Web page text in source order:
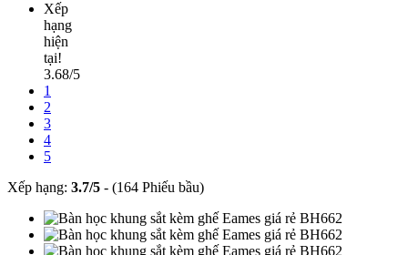
Xếp
hạng
hiện
tại!
3.68/5
1
2
3
4
5
Xếp hạng: 3.7/5 - (164 Phiếu bầu)